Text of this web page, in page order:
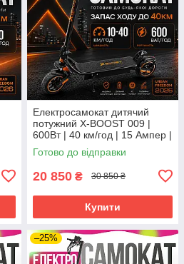
Електросамокат дитячий
потужний X-BOOST 009 |
600Вт | 40 км/год | 15 Ампер |
колеса 8.5 дюймів | для дітей
і дорослих
Готово до відправки
20 850 ₴ 30 850 ₴
Купити
–25%